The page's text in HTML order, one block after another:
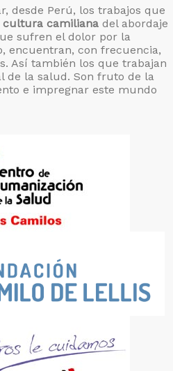
desde Perú, los trabajos que
cultura camiliana del abordaje
sufren el dolor por la
encuentran, con frecuencia,
Así también los que trabajan
de la salud. Son fruto de la
e impregnar este mundo